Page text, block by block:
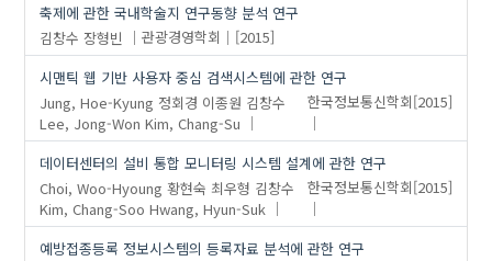
축제에 관한 국내학술지 연구동향 분석 연구
김창수 장형빈 관광경영학회
[2015]
시맨틱 웹 기반 사용자 중심 검색시스템에 관한 연구
Jung, Hoe-Kyung 정회경 이종원 김창수
Lee, Jong-Won Kim, Chang-Su
한국정보통신학회[2015]
데이터센터의 설비 통합 모니터링 시스템 설계에 관한 연구
Choi, Woo-Hyoung 황현숙 최우형 김창수
Kim, Chang-Soo Hwang, Hyun-Suk
한국정보통신학회[2015]
예방접종등록 정보시스템의 등록자료 분석에 관한 연구